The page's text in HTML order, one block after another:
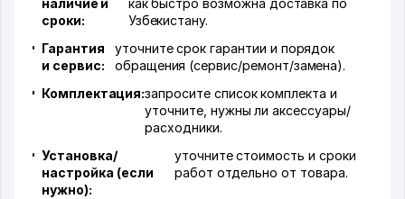
наличие и
сроки:
как быстро возможна доставка по
Узбекистану.
Гарантия
и сервис:
уточните срок гарантии и порядок
обращения (сервис/ремонт/замена).
Комплектация:запросите список комплекта и
уточните, нужны ли аксессуары/
расходники.
Установка/
настройка (если
нужно):
уточните стоимость и сроки
работ отдельно от товара.